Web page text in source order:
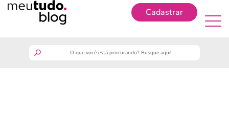
Cadastrar